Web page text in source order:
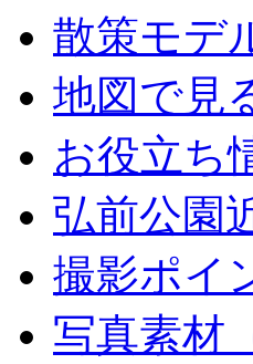
散策モデ
地図で見
お役立ち
弘前公園
撮影ポイ
写真素材